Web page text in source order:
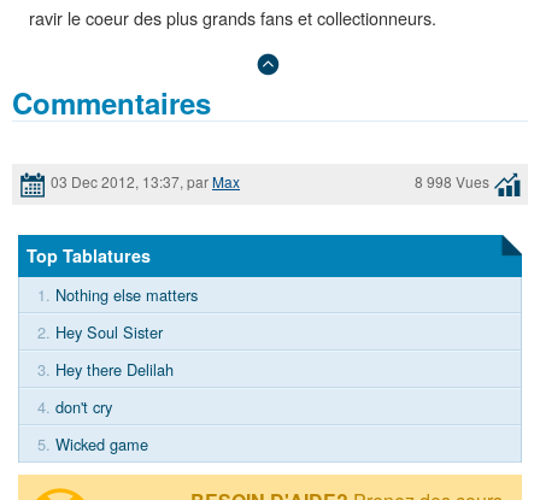
ravir le coeur des plus grands fans et collectionneurs.
Commentaires
03 Dec 2012, 13:37, parMax 8 998 Vues
Top Tablatures
1. Nothing else matters
2. Hey Soul Sister
3. Hey there Delilah
4. don't cry
5. Wicked game